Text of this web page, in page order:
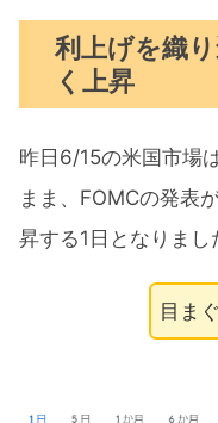
利上げを織
く上昇
昨日6/15の米国市場
まま、FOMCの発表
昇する1日となりまし
目ま